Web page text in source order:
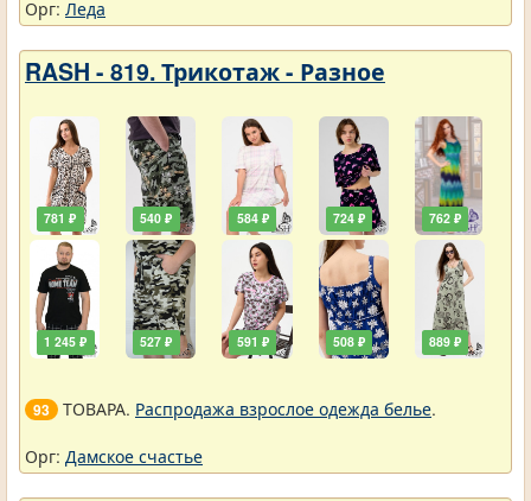
Орг: Леда
RASH - 819. Трикотаж - Разное
781 ₽
1 245 ₽
540 ₽
527 ₽
584 ₽
591 ₽
724 ₽
508 ₽
762 ₽
889 ₽
93 ТОВАРА. Распродажа взрослое одежда белье.
Орг: Дамское счастье